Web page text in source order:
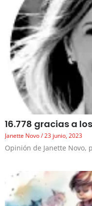
16.778 gracias a
Janette Novo 23 junio, 2023
Opinión de Janette Novo,